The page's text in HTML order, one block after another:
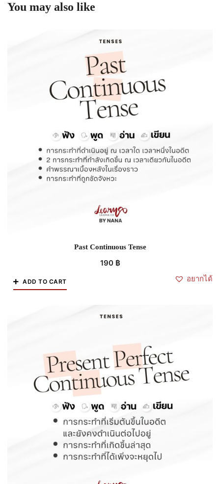
You may also like
Past Continuous Tense
190 ฿
อยากได้
ADD TO CART